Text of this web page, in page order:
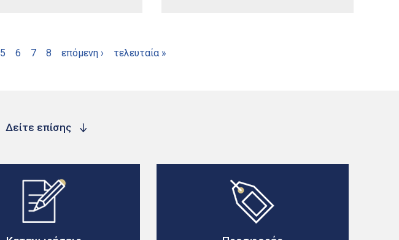
5 6 7 8 επόμενη › τελευταία »
Δείτε επίσης